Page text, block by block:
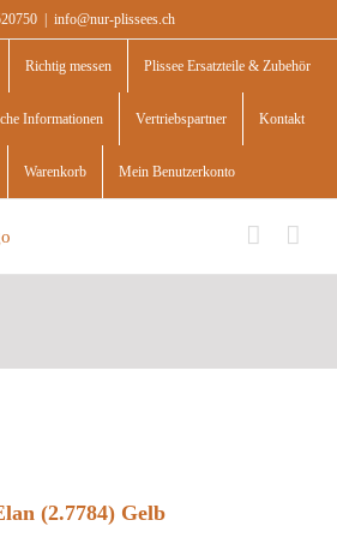
info@nur-plissees.ch
Richtig messen Plissee Ersatzteile & Zubehör
Informationen Vertriebspartner Kontakt
Warenkorb Mein Benutzerkonto
(2.7784) Gelb